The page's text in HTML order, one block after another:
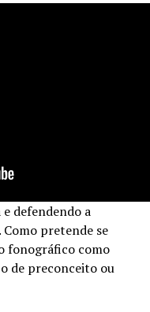
defendendo a
pretende se
fonográfico como
de preconceito ou